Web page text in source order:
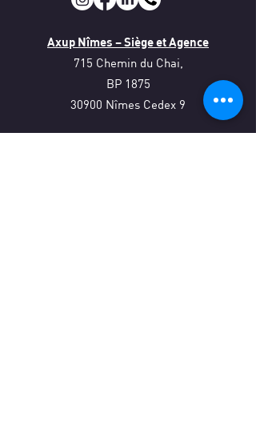
Axup Nîmes – Siège et Agence
715 Chemin du Chai,
BP 1875
30900 Nîmes Cedex 9